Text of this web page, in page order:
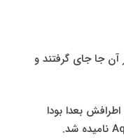
آن جا جای گرفتند و
بعدا بودا